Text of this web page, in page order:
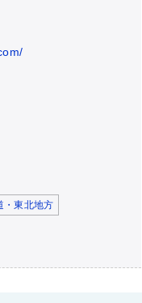
・東北地方